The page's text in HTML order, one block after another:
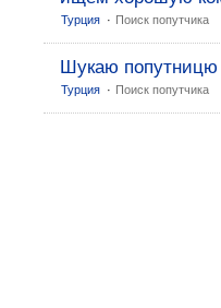
Турция Поиск попутчика
Шукаю попутницю
Турция Поиск попутчика